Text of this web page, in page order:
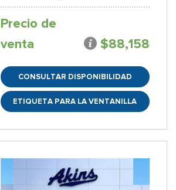
Precio de
venta
$88,158
CONSULTAR DISPONIBILIDAD
ETIQUETA PARA LA VENTANILLA